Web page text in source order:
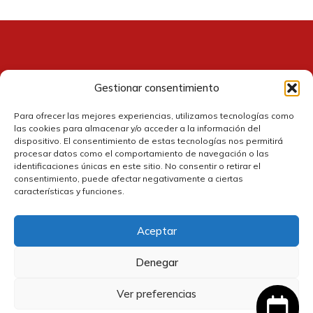
Gestionar consentimiento
Para ofrecer las mejores experiencias, utilizamos tecnologías como
las cookies para almacenar y/o acceder a la información del
dispositivo. El consentimiento de estas tecnologías nos permitirá
procesar datos como el comportamiento de navegación o las
identificaciones únicas en este sitio. No consentir o retirar el
consentimiento, puede afectar negativamente a ciertas
características y funciones.
Aceptar
Denegar
Ver preferencias
Contacto
24,00€
Añadir al carrito